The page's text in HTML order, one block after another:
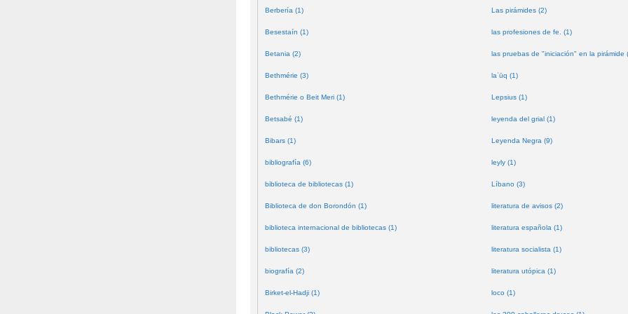
Berbería (1)
Besestaín (1)
Betania (2)
Bethmérie (3)
Bethmérie o Beit Meri (1)
Betsabé (1)
Bibars (1)
bibliografía (6)
biblioteca de bibliotecas (1)
Biblioteca de don Borondón (1)
biblioteca internacional de bibliotecas (1)
bibliotecas (3)
biografía (2)
Birket-el-Hadji (1)
Las pirámides (2)
las profesiones de fe. (1)
las pruebas de "iniciación" en la pirámide
laʿūq (1)
Lepsius (1)
leyenda del grial (1)
Leyenda Negra (9)
leyly (1)
Líbano (3)
literatura de avisos (2)
literatura española (1)
literatura socialista (1)
literatura utópica (1)
loco (1)